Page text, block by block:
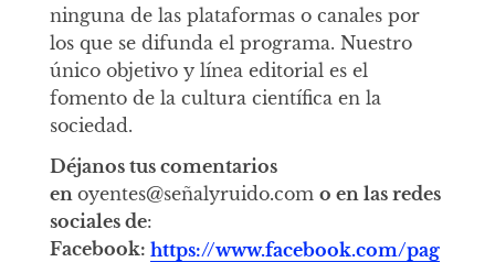
ninguna de las plataformas o canales por
los que se difunda el programa. Nuestro
único objetivo y línea editorial es el
fomento de la cultura científica en la
sociedad.
Déjanos tus comentarios
en oyentes@señalyruido.com o en las redes
sociales de:
Facebook: https://www.facebook.com/pag